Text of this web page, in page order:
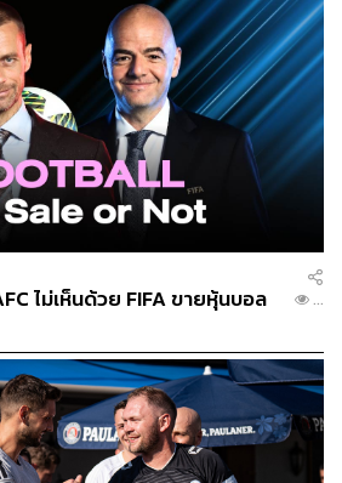
ไม่เห็นด้วย FIFA ขายหุ้นบอล
...